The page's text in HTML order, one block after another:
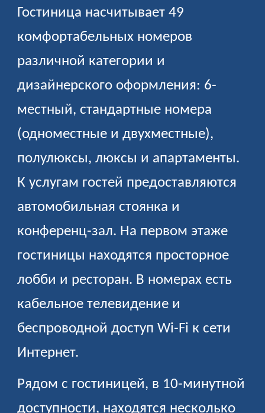
Гостиница насчитывает 49
комфортабельных номеров
различной категории и
дизайнерского оформления: 6-
местный, стандартные номера
(одноместные и двухместные),
полулюксы, люксы и апартаменты.
К услугам гостей предоставляются
автомобильная стоянка и
конференц-зал. На первом этаже
гостиницы находятся просторное
лобби и ресторан. В номерах есть
кабельное телевидение и
беспроводной доступ Wi-Fi к сети
Интернет.
Рядом с гостиницей, в 10-минутной
доступности, находятся несколько